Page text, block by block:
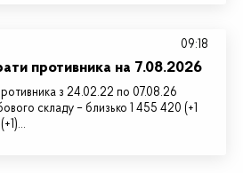
противника на 7.08.2026
з 24.02.22 по 07.08.26
складу – близько 1 455 420 (+1
09:18